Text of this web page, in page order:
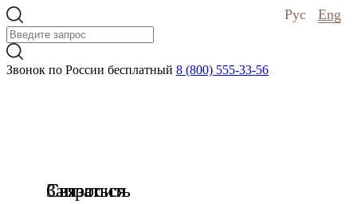
Связаться
Запросить
Связаться
Звонок по России бесплатный 8 (800) 555-33-56
Рус Eng